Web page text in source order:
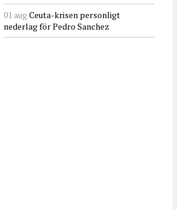
01 augCeuta-krisen personligt
nederlag för Pedro Sanchez